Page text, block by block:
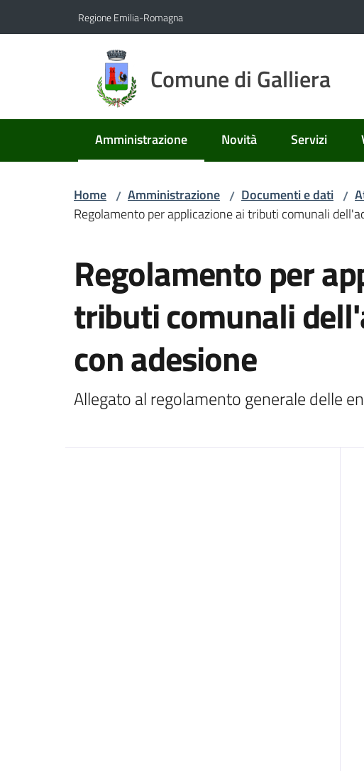
Regione Emilia-Romagna
Comune di Galliera
Amministrazione
Menu selezionato Novità Servizi
Home / Amministrazione / Documenti e dati /
Regolamento per applicazione ai tributi comunali
Regolamento per
tributi comunali
con adesione
Allegato al regolamento generale delle